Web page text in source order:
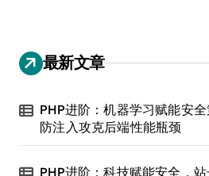
最新文章
PHP进阶：机器学习赋能安
防注入攻克后端性能瓶颈
PHP进阶：科技赋能安全，